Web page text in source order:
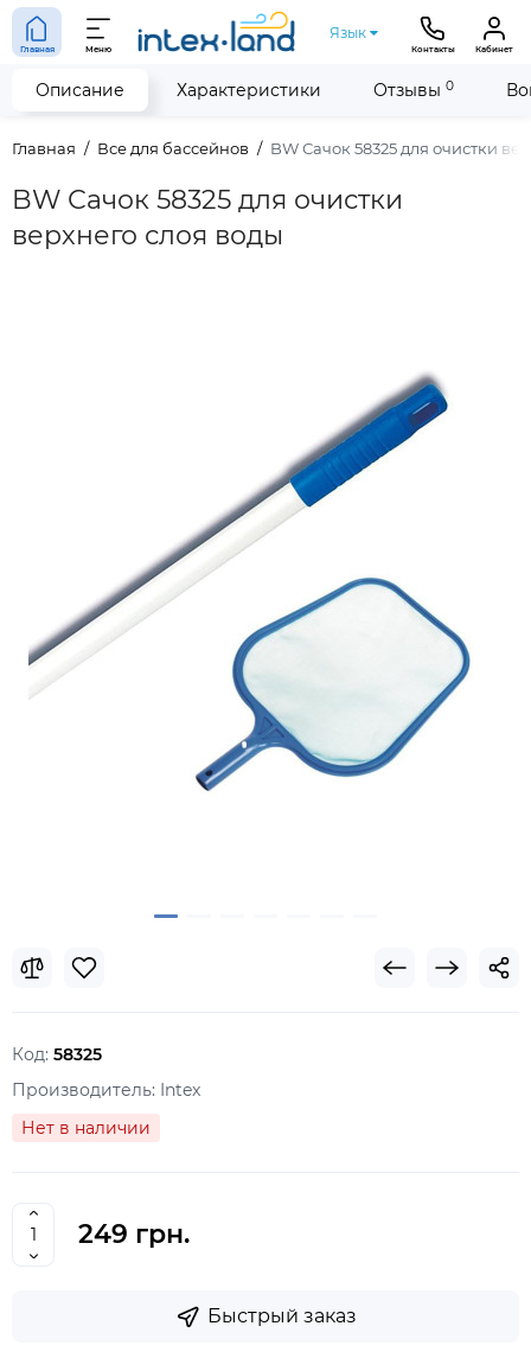
Главная Меню
Язык
Контакты Кабинет
Главная Все для бассейнов BW Сачок 58325 для очистки
BW Сачок 58325 для очистки
верхнего слоя воды
Код: 58325
Производитель: Intex
Нет в наличии
249 грн.
Быстрый заказ
Описание Характеристики Отзывы 0